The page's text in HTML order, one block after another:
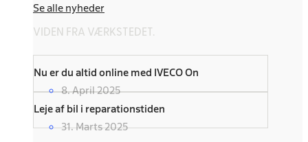
Se alle nyheder
VIDEN FRA VÆRKSTEDET.
Nu er du altid online med IVECO On
8. April 2025
Leje af bil i reparationstiden
31. Marts 2025